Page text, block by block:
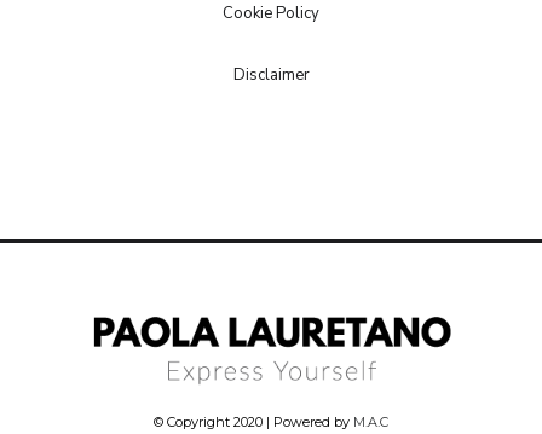
Cookie Policy
Disclaimer
© Copyright 2020 | Powered by M.A.C